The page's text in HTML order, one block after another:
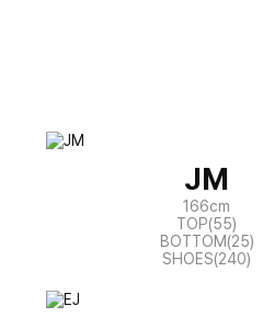
JM
166cm
TOP(55)
BOTTOM(25)
SHOES(240)